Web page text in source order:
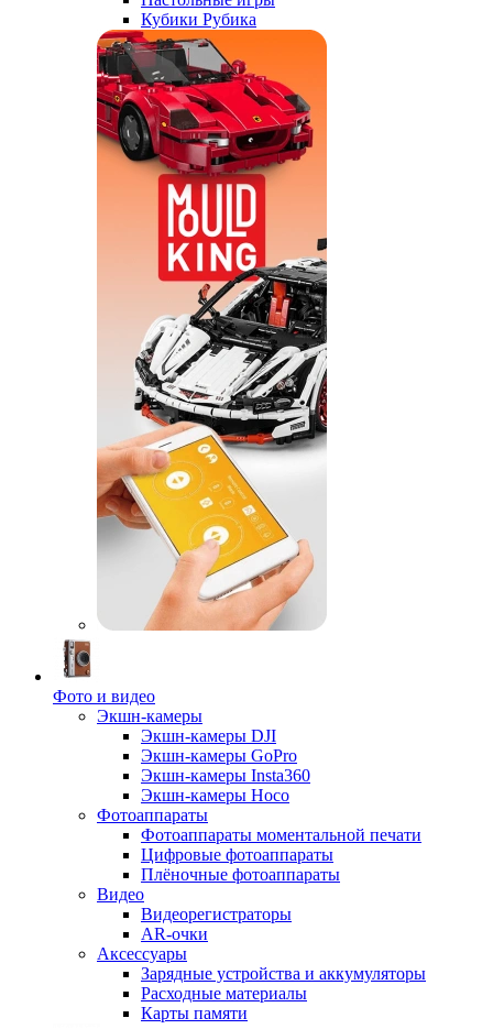
Кубики Рубика
Фото и видео
Экшн-камеры
Экшн-камеры DJI
Экшн-камеры GoPro
Экшн-камеры Insta360
Экшн-камеры Hoco
Фотоаппараты
Фотоаппараты моментальной печати
Цифровые фотоаппараты
Плёночные фотоаппараты
Видео
Видеорегистраторы
AR-очки
Аксессуары
Зарядные устройства и аккумуляторы
Расходные материалы
Карты памяти